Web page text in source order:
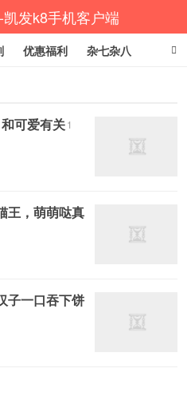
发k8手机客户端
优惠福利 杂七杂八
可爱有关1
王，萌萌哒真
子一口吞下饼